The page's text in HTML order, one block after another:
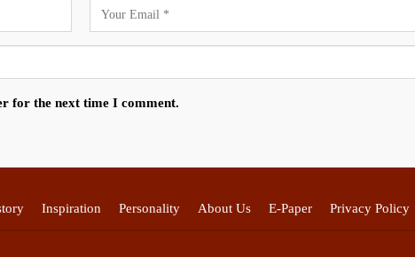
for the next time I comment.
Inspiration Personality About Us E-Paper Privacy Policy